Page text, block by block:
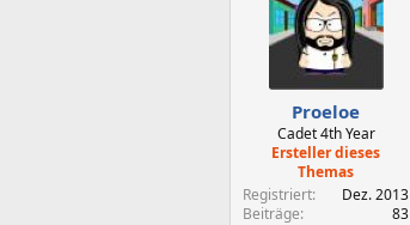
Proeloe
Cadet 4th Year
Ersteller dieses
Themas
Registriert
Dez. 2013
Beiträge
83